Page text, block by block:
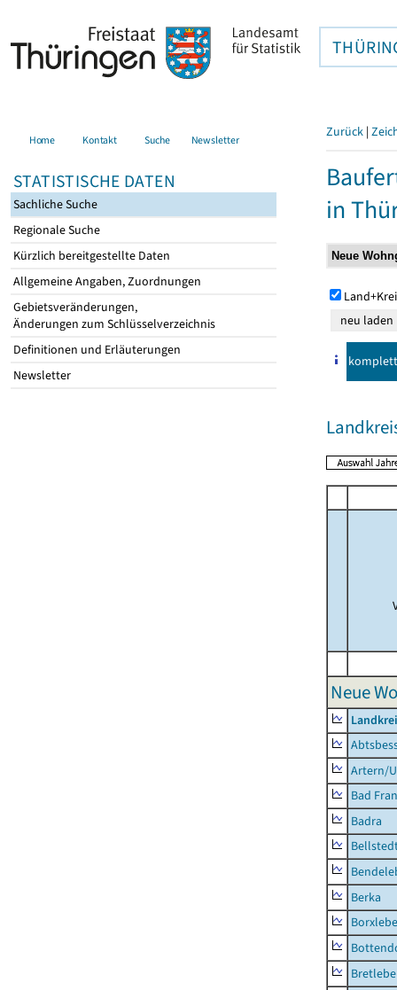
Home Kontakt Suche Newsletter
STATISTISCHE DATEN
Sachliche Suche
Regionale Suche
Kürzlich bereitgestellte Daten
Allgemeine Angaben, Zuordnungen
Gebietsveränderungen,
Änderungen zum Schlüsselverzeichnis
Definitionen und Erläuterungen
Newsletter
Zurück |
in
komplett
Neue
Artern/
Bad
Badra
Berka